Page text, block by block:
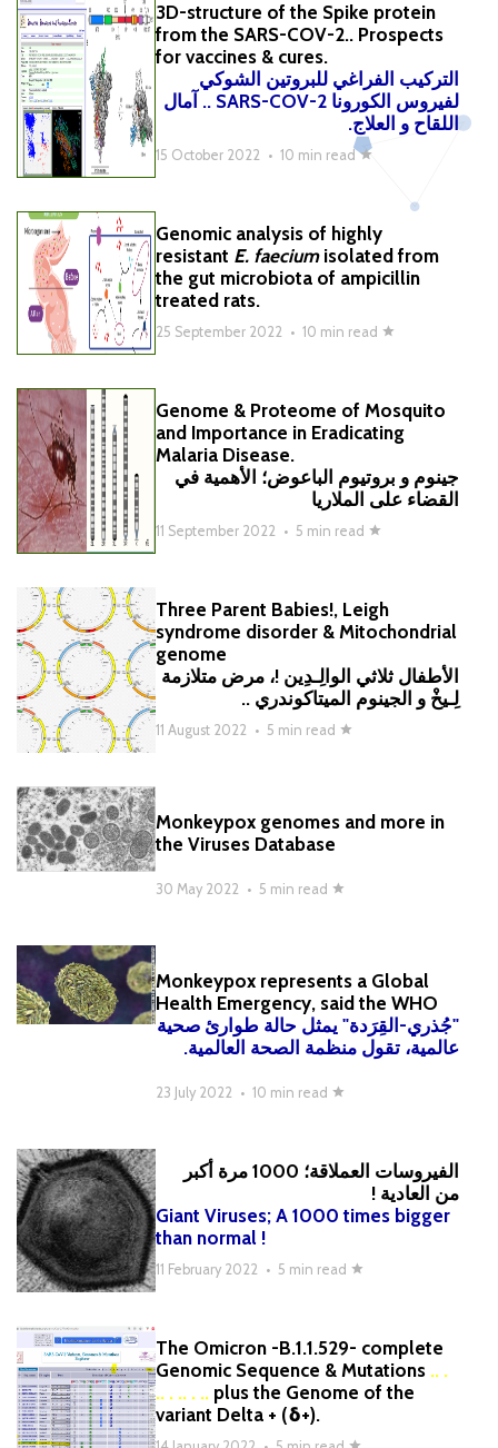
3D-structure of the Spike protein
from the SARS-COV-2.. Prospects
for vaccines & cures.
التركيب الفراغي للبروتين الشوكي
لفيروس الكورونا SARS-COV-2 .. آمال
اللقاح و العلاج.
15 October 2022 • 10 min read
Genomic analysis of highly
resistant E. faeciumisolated from
the gut microbiota of ampicillin
treated rats.
25 September 2022 • 10 min read
Genome & Proteome of Mosquito
and Importance in Eradicating
Malaria Disease.
جينوم و بروتيوم الباعوض؛ الأهمية في
القضاء على الملاريا
11 September 2022 • 5 min read
Three Parent Babies!, Leigh
syndrome disorder & Mitochondrial
genome
الأطفال ثلاثي الوالِـدِين !، مرض متلازمة
لِـيخْ و الجينوم الميتاكوندري ..
11 August 2022 • 5 min read
Monkeypox genomes and more in
the Viruses Database
30 May 2022 • 5 min read
Monkeypox represents a Global
Health Emergency, said the WHO
"جُذري-القِرَدة" يمثل حالة طوارئ صحية
عالمية، تقول منظمة الصحة العالمية.
23 July 2022 • 10 min read
الفيروسات العملاقة؛ 1000 مرة أكبر
من العادية !
Giant Viruses; A 1000 times bigger
than normal !
11 February 2022 • 5 min read
The Omicron -B.1.1.529- complete
Genomic Sequence & Mutations .. .
.. . .. . .. plus the Genome of the
variant Delta + (δ+).